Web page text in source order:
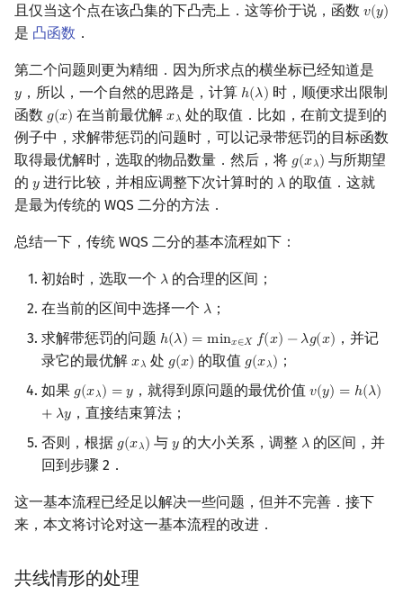
且仅当这个点在该凸集的下凸壳上．这等价于说，函数 𝑣(𝑦)
v(y)
是 凸函数 ．
第二个问题则更为精细．因为所求点的横坐标已经知道是
𝑦
y，所以，一个自然的思路是，计算 ℎ(𝜆)
h(λ) 时，顺便求出限制
函数 𝑔(𝑥)
g(x) 在当前最优解𝑥𝜆
xλ 处的取值．比如，在前文提到的
例子中，求解带惩罚的问题时，可以记录带惩罚的目标函数
取得最优解时，选取的物品数量．然后，将 𝑔(𝑥𝜆)
g(xλ) 与所期望
的 𝑦
y进行比较，并相应调整下次计算时的 𝜆
λ 的取值．这就
是最为传统的 WQS 二分的方法．
总结一下，传统 WQS 二分的基本流程如下：
初始时，选取一个 𝜆
λ 的合理的区间；
在当前的区间中选择一个 𝜆
λ ；
求解带惩罚的问题 ℎ(𝜆) = min𝑥∈𝑋 𝑓(𝑥) −𝜆𝑔(𝑥)
h(λ)= minx∈Xf( x)−λg (x )
，并记
录它的最优解 𝑥𝜆
xλ 处 𝑔(𝑥)
g(x) 的取值 𝑔(𝑥𝜆)
g(xλ) ；
如果 𝑔(𝑥𝜆) = 𝑦
g(xλ)= y ，就得到原问题的最优价值𝑣(𝑦) = ℎ(𝜆)
+ 𝜆𝑦
v(y)=h( λ)+λy
，直接结束算法；
否则，根据 𝑔(𝑥𝜆)
g(xλ) 与𝑦
y的大小关系，调整 𝜆
λ 的区间，并
回到步骤 2．
这一基本流程已经足以解决一些问题，但并不完善．接下
来，本文将讨论对这一基本流程的改进．
共线情形的处理